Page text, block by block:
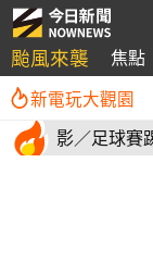
颱風來襲 焦點
新電玩大觀園
影／足球賽